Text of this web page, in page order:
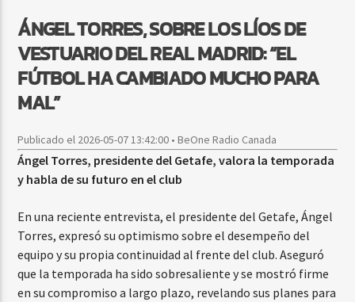
Beone Radio
ÁNGEL TORRES, SOBRE LOS LÍOS DE
VESTUARIO DEL REAL MADRID: “EL
FÚTBOL HA CAMBIADO MUCHO PARA
MAL”
Publicado el 2026-05-07 13:42:00 • BeOne Radio Canada
Ángel Torres, presidente del Getafe, valora la temporada
y habla de su futuro en el club
En una reciente entrevista, el presidente del Getafe, Ángel
Torres, expresó su optimismo sobre el desempeño del
equipo y su propia continuidad al frente del club. Aseguró
que la temporada ha sido sobresaliente y se mostró firme
en su compromiso a largo plazo, revelando sus planes para